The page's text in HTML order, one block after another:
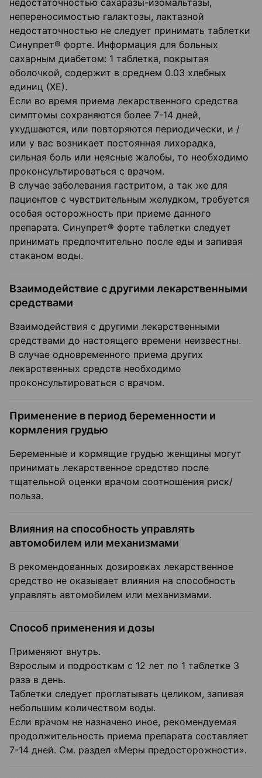
недостаточностью сахаразы-изомальтазы,
непереносимостью галактозы, лактазной
недостаточностью не следует принимать таблетки
Синупрет® форте. Информация для больных
сахарным диабетом: 1 таблетка, покрытая
оболочкой, содержит в среднем 0.03 хлебных
единиц (ХЕ).
Если во время приема лекарственного средства
симптомы сохраняются более 7-14 дней,
ухудшаются, или повторяются периодически, и /
или у вас возникает постоянная лихорадка,
сильная боль или неясные жалобы, то необходимо
проконсультироваться с врачом.
В случае заболевания гастритом, а так же для
пациентов с чувствительным желудком, требуется
особая осторожность при приеме данного
препарата. Синупрет® форте таблетки следует
принимать предпочтительно после еды и запивая
стаканом воды.
Взаимодействие с другими лекарственными
средствами
Взаимодействия с другими лекарственными
средствами до настоящего времени неизвестны.
В случае одновременного приема других
лекарственных средств необходимо
проконсультироваться с врачом.
Применение в период беременности и
кормления грудью
Беременные и кормящие грудью женщины могут
принимать лекарственное средство после
тщательной оценки врачом соотношения риск/
польза.
Влияния на способность управлять
автомобилем или механизмами
В рекомендованных дозировках лекарственное
средство не оказывает влияния на способность
управлять автомобилем или механизмами.
Способ применения и дозы
Применяют внутрь.
Взрослым и подросткам с 12 лет по 1 таблетке 3
раза в день.
Таблетки следует проглатывать целиком, запивая
небольшим количеством воды.
Если врачом не назначено иное, рекомендуемая
продолжительность приема препарата составляет
7-14 дней. См. раздел «Меры предосторожности».